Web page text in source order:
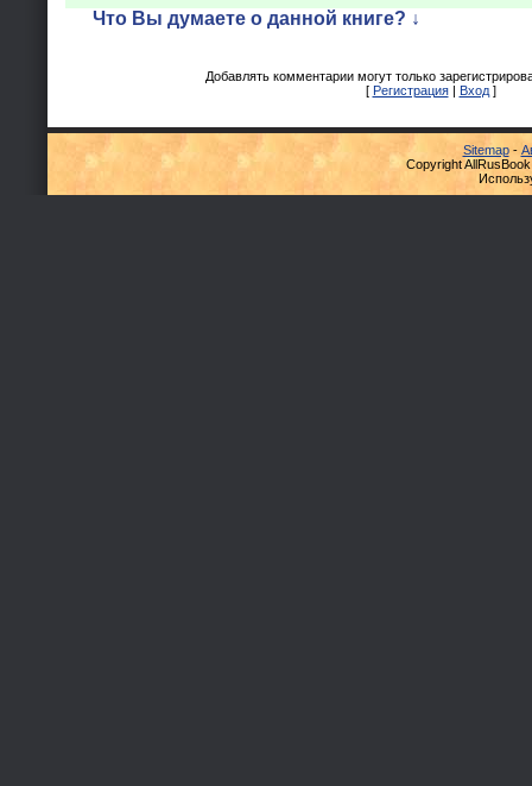
Что Вы думаете о данной книге? ↓
Добавлять комментарии могут только
[ Регистрация| Вход]
Sitemap-
Copyright